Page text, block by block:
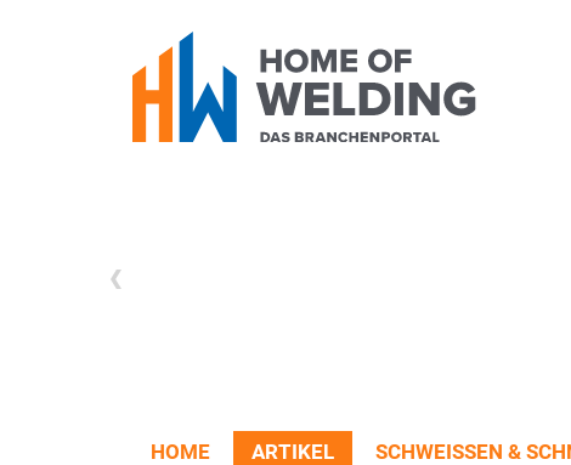
HOME ARTIKEL SCHWEISSEN &